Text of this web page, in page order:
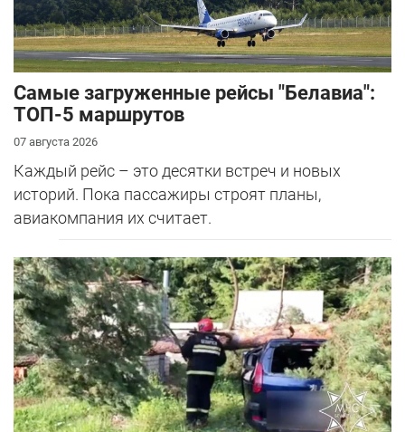
Самые загруженные рейсы "Белавиа":
ТОП-5 маршрутов
07 августа 2026
Каждый рейс – это десятки встреч и новых
историй. Пока пассажиры строят планы,
авиакомпания их считает.